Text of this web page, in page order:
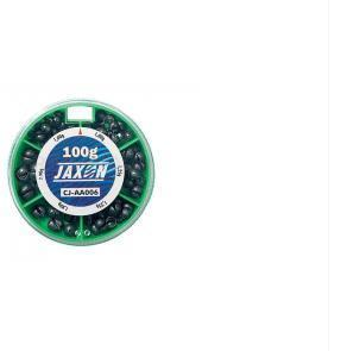
VOIR LE PRODUIT